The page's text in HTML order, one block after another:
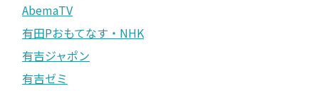
AbemaTV
有田Pおもてなす・NHK
有吉ジャポン
有吉ゼミ